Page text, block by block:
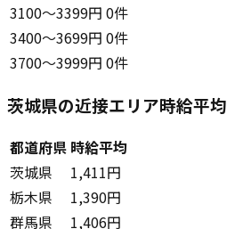
3100〜3399円 0件
3400〜3699円 0件
3700〜3999円 0件
茨城県の近接エリア時給平均
都道府県 時給平均
茨城県
1,411円
栃木県
1,390円
群馬県
1,406円